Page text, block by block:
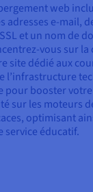
web
adresses e-mail,
et un nom de
vous sur la
site dédié aux
l’infrastructure
pour booster
sur les moteurs
optimisant
service éducatif.